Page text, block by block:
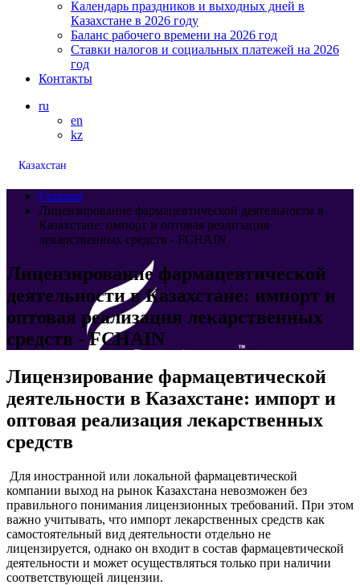
Календарь праздников и выходных дней в
Казахстане в 2026 году
Баланс рабочего времени на 2026 год
Ставки налогов и социальных платежей на 2026
год
Контакты
ru
en
kz
Казахстан
Главная
Лицензирование фармацевтической деятельности в
Казахстане: импорт и оптовая реализация
лекарственных средств - FCHAIN
Лицензирование фармацевтической
деятельности в Казахстане: импорт и
оптовая реализация лекарственных
средств - FCHAIN
Лицензирование фармацевтической
деятельности в Казахстане: импорт и
оптовая реализация лекарственных
средств
Для иностранной или локальной фармацевтической
компании выход на рынок Казахстана невозможен без
правильного понимания лицензионных требований. При этом
важно учитывать, что импорт лекарственных средств как
самостоятельный вид деятельности отдельно не
лицензируется, однако он входит в состав фармацевтической
деятельности и может осуществляться только при наличии
соответствующей лицензии.